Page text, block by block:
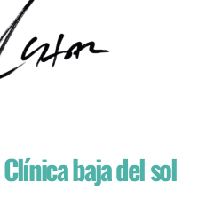
baja del sol